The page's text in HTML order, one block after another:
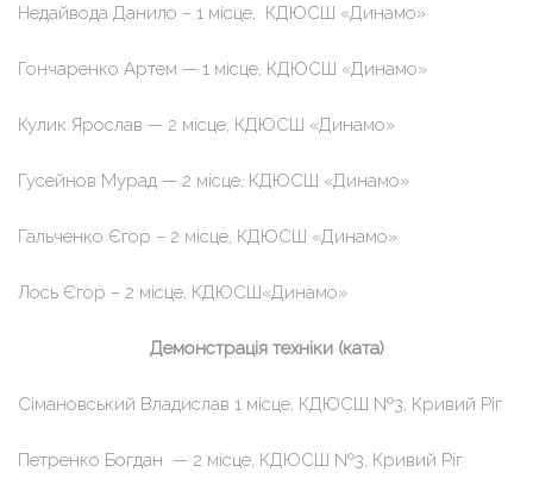
Недайвода Данило – 1 місце, КДЮСШ «Динамо»
Гончаренко Артем — 1 місце, КДЮСШ «Динамо»
Кулик Ярослав — 2 місце, КДЮСШ «Динамо»
Гусейнов Мурад — 2 місце, КДЮСШ «Динамо»
Гальченко Єгор – 2 місце, КДЮСШ «Динамо»
Лось Єгор – 2 місце, КДЮСШ«Динамо»
Демонстрація техніки (ката)
Сімановський Владислав 1 місце, КДЮСШ №3, Кривий Ріг
Петренко Богдан — 2 місце, КДЮСШ №3, Кривий Ріг